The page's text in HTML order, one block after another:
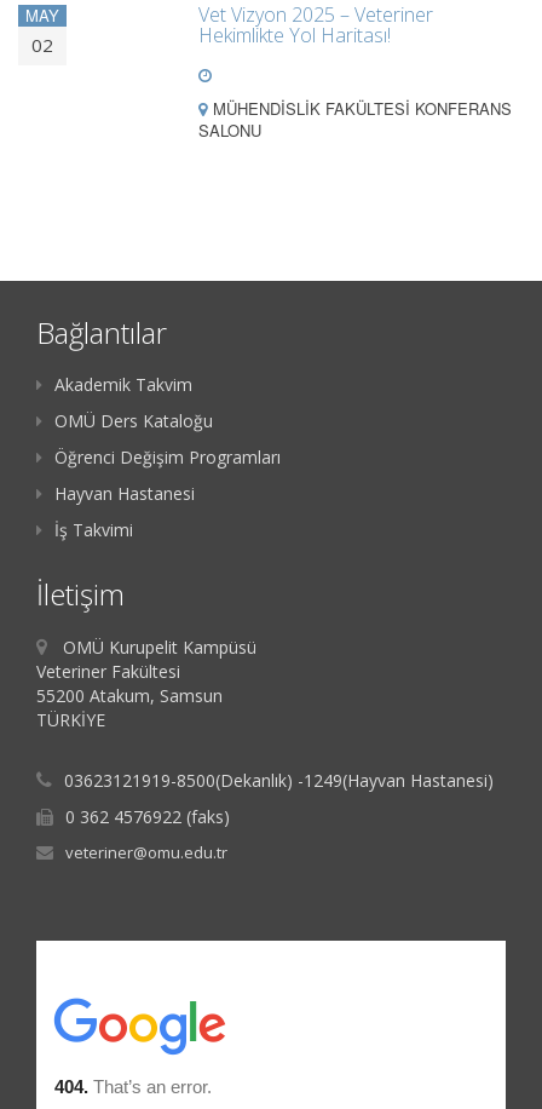
MAY
02
Vet Vizyon 2025 – Veteriner
Hekimlikte Yol Haritası!
MÜHENDİSLİK FAKÜLTESİ KONFERANS
SALONU
Bağlantılar
Akademik Takvim
OMÜ Ders Kataloğu
Öğrenci Değişim Programları
Hayvan Hastanesi
İş Takvimi
İletişim
OMÜ Kurupelit Kampüsü
Veteriner Fakültesi
55200 Atakum, Samsun
TÜRKİYE
03623121919-8500(Dekanlık) -1249(Hayvan Hastanesi)
0 362 4576922 (faks)
veteriner@omu.edu.tr